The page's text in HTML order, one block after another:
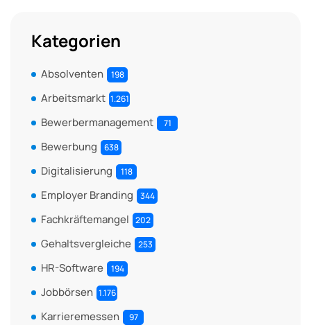
Kategorien
Absolventen 198
Arbeitsmarkt 1.261
Bewerbermanagement 71
Bewerbung 638
Digitalisierung 118
Employer Branding 344
Fachkräftemangel 202
Gehaltsvergleiche 253
HR-Software 194
Jobbörsen 1.176
Karrieremessen 97